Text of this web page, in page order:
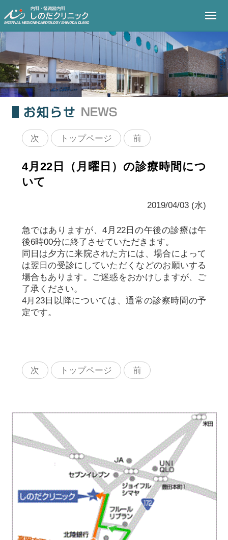
次 トップページ 前
4月22日（月曜日）の診療時間につ
いて
2019/04/03 (水)
急ではありますが、4月22日の午後の診療は午
後6時00分に終了させていただきます。
同日は夕方に来院された方には、場合によって
は翌日の受診にしていただくなどのお願いする
場合もあります。ご迷惑をおかけしますが、ご
了承ください。
4月23日以降については、通常の診察時間の予
定です。
次 トップページ 前